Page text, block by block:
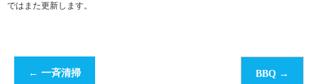
ではまた更新します。
← 一斉清掃 BBQ →